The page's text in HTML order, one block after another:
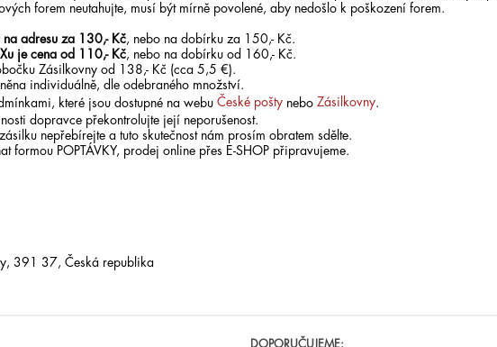
forem neutahujte, musí být mírně povolené, aby nedošlo k poškození forem.
na adresu za 130,- Kč , nebo na dobírku za 150,- Kč.
je cena od 110,- Kč , nebo na dobírku od 160,- Kč.
Zásilkovny od 138,- Kč (cca 5,5 €).
individuálně, dle odebraného množství.
které jsou dostupné na webuČeské pošty nebo Zásilkovny
dopravce překontrolujte její neporušenost.
nepřebírejte a tuto skutečnost nám prosím obratem sdělte.
formou POPTÁVKY, prodej online přes E-SHOP připravujeme.
391 37, Česká republika
DOPORUČUJEME: